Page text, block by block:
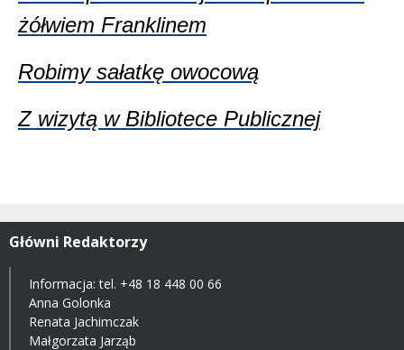
żółwiem Franklinem
Robimy sałatkę owocową
Z wizytą w Bibliotece Publicznej
Główni Redaktorzy
Informacja: tel. +48 18 448 00 66
Anna Golonka
Renata Jachimczak
Małgorzata Jarząb